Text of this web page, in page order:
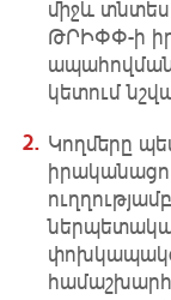
միջև
ԹՐԻՓՓ-ի
կետում
Կողմերը